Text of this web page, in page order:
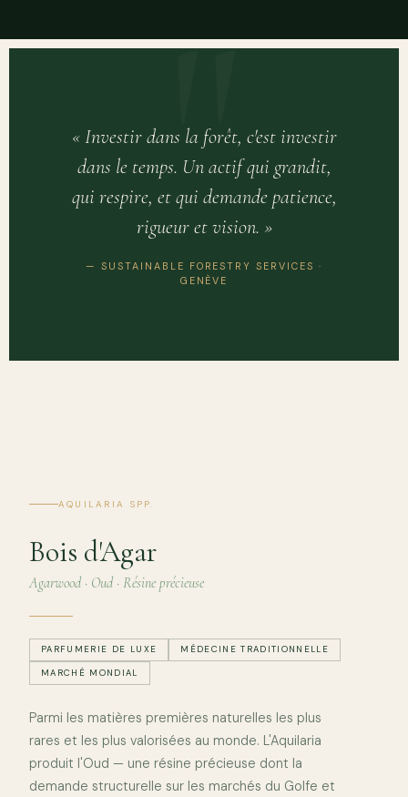
« Investir dans la forêt, c'est investir
dans le temps. Un actif qui grandit,
qui respire, et qui demande patience,
rigueur et vision. »
— SUSTAINABLE FORESTRY SERVICES ·
GENÈVE
AQUILARIA SPP.
Bois d'Agar
Agarwood · Oud · Résine précieuse
PARFUMERIE DE LUXE
MÉDECINE TRADITIONNELLE
MARCHÉ MONDIAL
Parmi les matières premières naturelles les plus
rares et les plus valorisées au monde. L'Aquilaria
produit l'Oud — une résine précieuse dont la
demande structurelle sur les marchés du Golfe et